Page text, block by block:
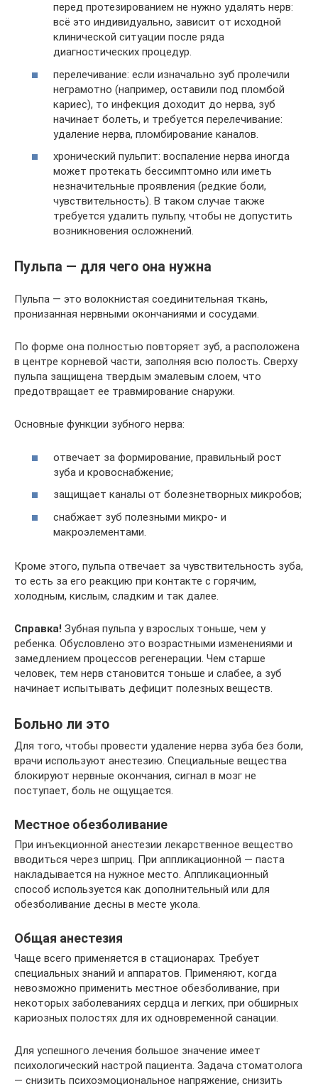
перед протезированием не нужно удалять нерв:
всё это индивидуально, зависит от исходной
клинической ситуации после ряда
диагностических процедур.
перелечивание: если изначально зуб пролечили
неграмотно (например, оставили под пломбой
кариес), то инфекция доходит до нерва, зуб
начинает болеть, и требуется перелечивание:
удаление нерва, пломбирование каналов.
хронический пульпит: воспаление нерва иногда
может протекать бессимптомно или иметь
незначительные проявления (редкие боли,
чувствительность). В таком случае также
требуется удалить пульпу, чтобы не допустить
возникновения осложнений.
Пульпа — для чего она нужна
Пульпа — это волокнистая соединительная ткань,
пронизанная нервными окончаниями и сосудами.
По форме она полностью повторяет зуб, а расположена
в центре корневой части, заполняя всю полость. Сверху
пульпа защищена твердым эмалевым слоем, что
предотвращает ее травмирование снаружи.
Основные функции зубного нерва:
отвечает за формирование, правильный рост
зуба и кровоснабжение;
защищает каналы от болезнетворных микробов;
снабжает зуб полезными микро- и
макроэлементами.
Кроме этого, пульпа отвечает за чувствительность зуба,
то есть за его реакцию при контакте с горячим,
холодным, кислым, сладким и так далее.
Справка! Зубная пульпа у взрослых тоньше, чем у
ребенка. Обусловлено это возрастными изменениями и
замедлением процессов регенерации. Чем старше
человек, тем нерв становится тоньше и слабее, а зуб
начинает испытывать дефицит полезных веществ.
Больно ли это
Для того, чтобы провести удаление нерва зуба без боли,
врачи используют анестезию. Специальные вещества
блокируют нервные окончания, сигнал в мозг не
поступает, боль не ощущается.
Местное обезболивание
При инъекционной анестезии лекарственное вещество
вводиться через шприц. При аппликационной — паста
накладывается на нужное место. Аппликационный
способ используется как дополнительный или для
обезболивание десны в месте укола.
Общая анестезия
Чаще всего применяется в стационарах. Требует
специальных знаний и аппаратов. Применяют, когда
невозможно применить местное обезболивание, при
некоторых заболеваниях сердца и легких, при обширных
кариозных полостях для их одновременной санации.
Для успешного лечения большое значение имеет
психологический настрой пациента. Задача стоматолога
— снизить психоэмоциональное напряжение, снизить